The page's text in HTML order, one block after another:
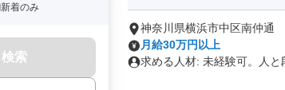
新着のみ
検索
神奈川県横浜市中区南仲通
月給30万円以上
求める人材: 未経験可。人と